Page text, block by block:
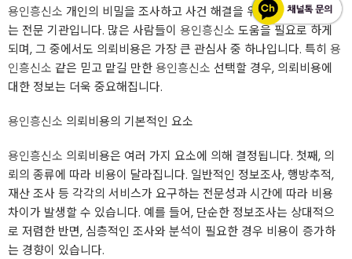
용인흥신소 개인의 비밀을 조사하고 사건 해결을 위한 정보를 제공하
는 전문 기관입니다. 많은 사람들이 용인흥신소 도움을 필요로 하게
되며, 그 중에서도 의뢰비용은 가장 큰 관심사 중 하나입니다. 특히 용
인흥신소 같은 믿고 맡길 만한용인흥신소 선택할 경우, 의뢰비용에
대한 정보는 더욱 중요해집니다.
용인흥신소 의뢰비용의 기본적인 요소
용인흥신소 의뢰비용은 여러 가지 요소에 의해 결정됩니다. 첫째, 의
뢰의 종류에 따라 비용이 달라집니다. 일반적인 정보조사, 행방추적,
재산 조사 등 각각의 서비스가 요구하는 전문성과 시간에 따라 비용
차이가 발생할 수 있습니다. 예를 들어, 단순한 정보조사는 상대적으
로 저렴한 반면, 심층적인 조사와 분석이 필요한 경우 비용이 증가하
는 경향이 있습니다.